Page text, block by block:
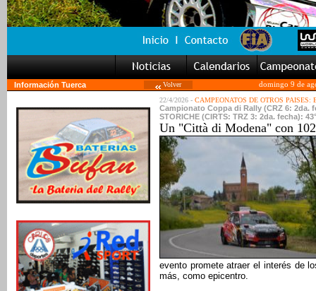
Información Tuerca Volver
domingo 9 de
22/4/2026 - CAMPEONATOS DE OTROS PAISES:
Campionato Coppa di Rally (CRZ 6: 2da.
STORICHE (CIRTS: TRZ 3: 2da. fecha):
Un "Città di Modena" con
evento promete atraer el interés de
más, como epicentro.